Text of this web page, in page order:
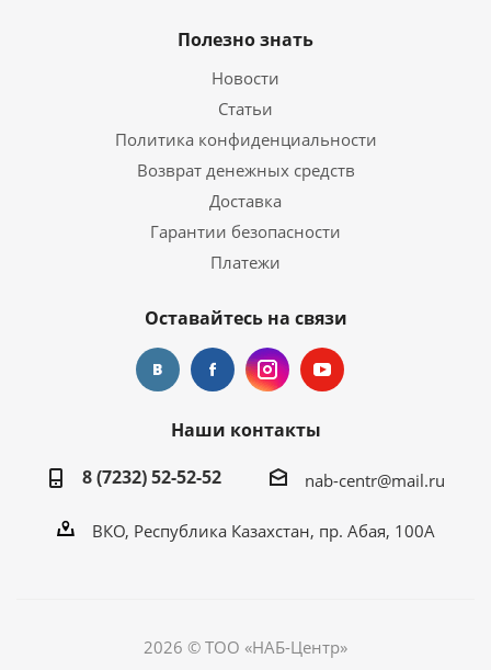
Полезно знать
Новости
Статьи
Политика конфиденциальности
Возврат денежных средств
Доставка
Гарантии безопасности
Платежи
Оставайтесь на связи
Наши контакты
8 (7232) 52-52-52
nab-centr@mail.ru
ВКО, Республика Казахстан, пр. Абая, 100А
2026 © ТОО «НАБ-Центр»